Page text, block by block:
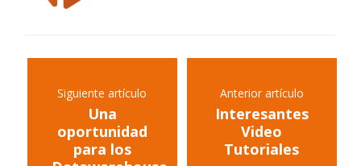
Siguiente artículo
Una
oportunidad
para los
Anterior artículo
Interesantes
Video
Tutoriales